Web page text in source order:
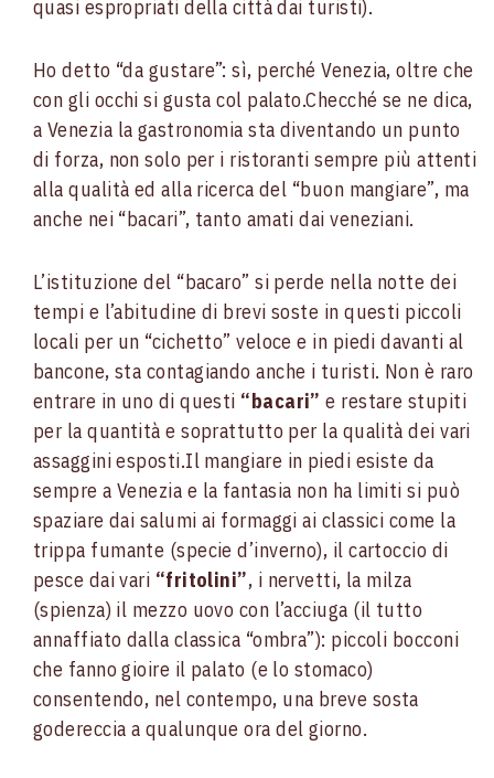
quasi espropriati della città dai turisti).
Ho detto “da gustare”: sì, perché Venezia, oltre che
con gli occhi si gusta col palato.Checché se ne dica,
a Venezia la gastronomia sta diventando un punto
di forza, non solo per i ristoranti sempre più attenti
alla qualità ed alla ricerca del “buon mangiare”, ma
anche nei “bacari”, tanto amati dai veneziani.
L’istituzione del “bacaro” si perde nella notte dei
tempi e l’abitudine di brevi soste in questi piccoli
locali per un “cichetto” veloce e in piedi davanti al
bancone, sta contagiando anche i turisti. Non è raro
entrare in uno di questi “bacari” e restare stupiti
per la quantità e soprattutto per la qualità dei vari
assaggini esposti.Il mangiare in piedi esiste da
sempre a Venezia e la fantasia non ha limiti si può
spaziare dai salumi ai formaggi ai classici come la
trippa fumante (specie d’inverno), il cartoccio di
pesce dai vari “fritolini”, i nervetti, la milza
(spienza) il mezzo uovo con l’acciuga (il tutto
annaffiato dalla classica “ombra”): piccoli bocconi
che fanno gioire il palato (e lo stomaco)
consentendo, nel contempo, una breve sosta
godereccia a qualunque ora del giorno.